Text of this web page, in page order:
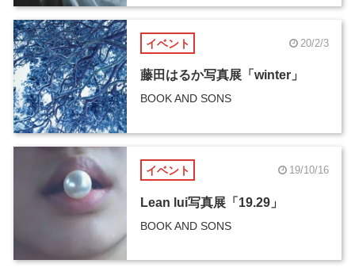
イベント 20/2/3
藤田はるか写真展「winter」
BOOK AND SONS
イベント 19/10/16
Lean lui写真展「19.29」
BOOK AND SONS